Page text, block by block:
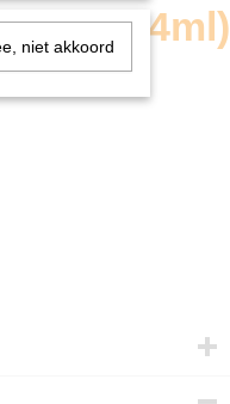
(24ml)
niet akkoord